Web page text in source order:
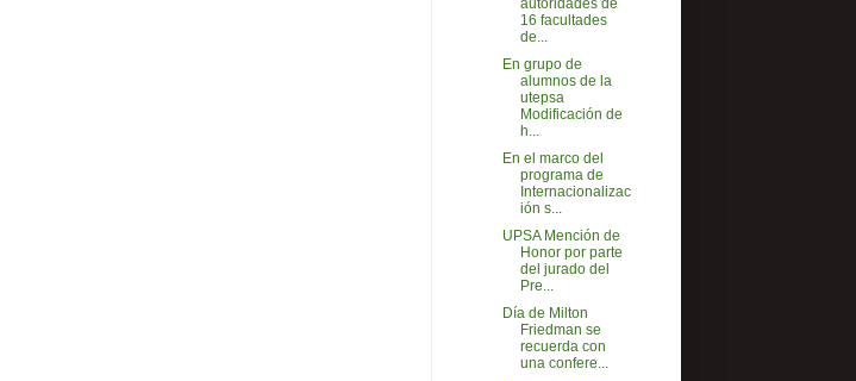
autoridades de
16 facultades
de...
En grupo de
alumnos de la
utepsa
Modificación de
h...
En el marco del
programa de
Internacionalizac
ión s...
UPSA Mención de
Honor por parte
del jurado del
Pre...
Día de Milton
Friedman se
recuerda con
una confere...